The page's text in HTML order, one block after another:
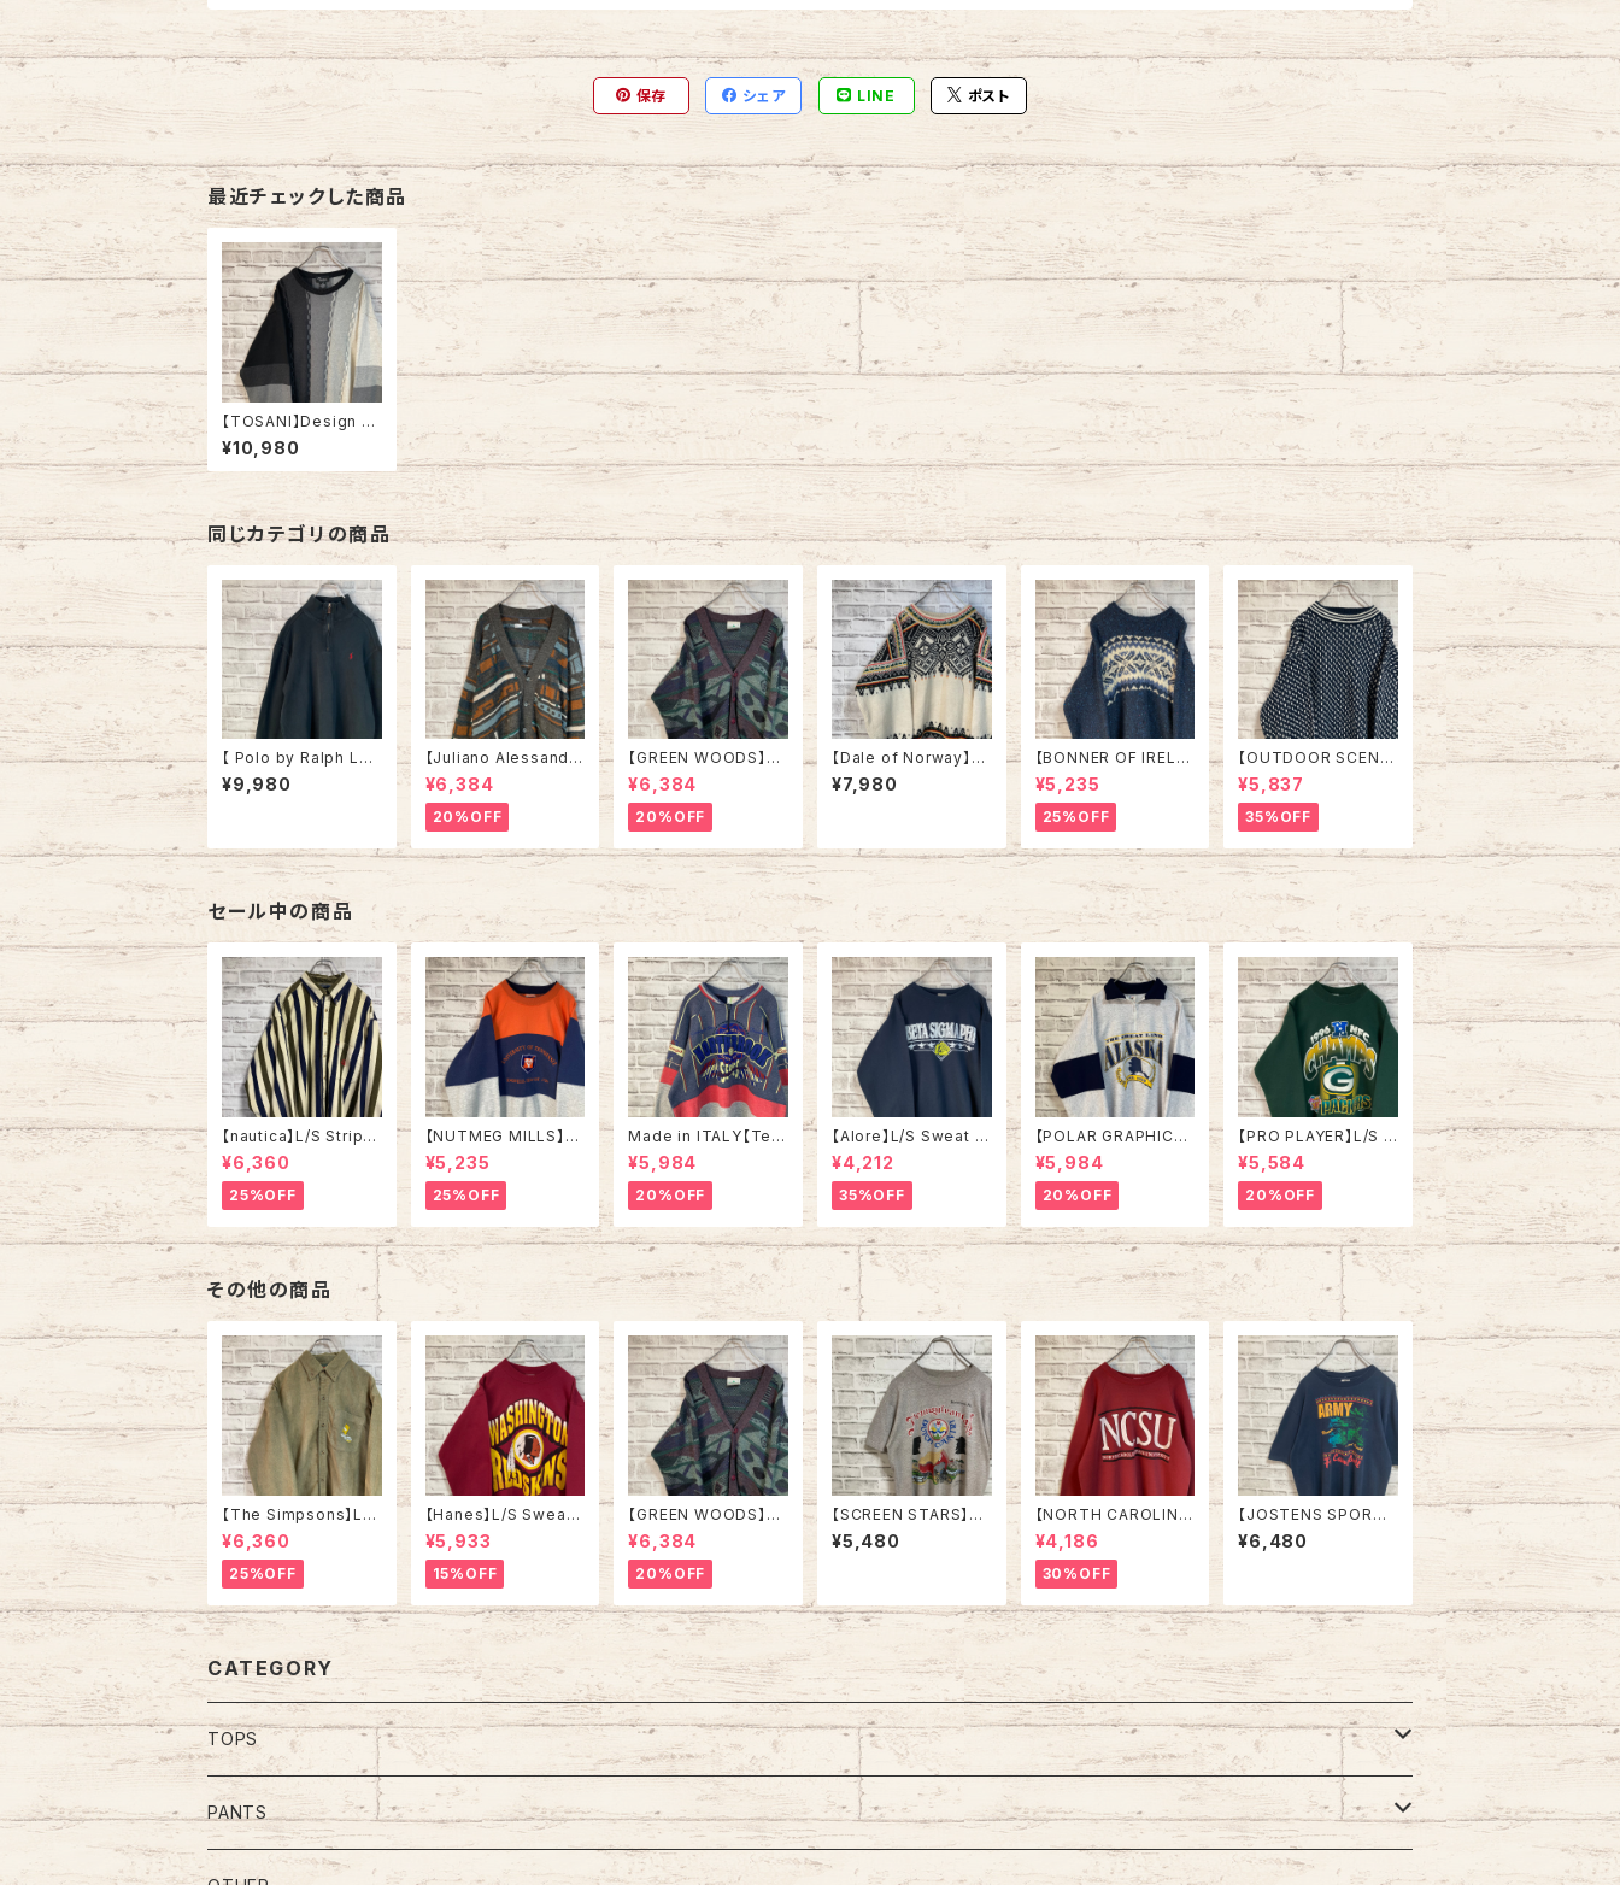
保存 シェア LINE ポスト
最近チェックした商品
【TOSANI】Design Kn
it L Made in CANAD
A カナダ製 モノトーン
3Dニット デザインニッ
ト 総柄ニット セーター
アメリカ USA 古着
¥10,980
同じカテゴリの商品
【 Polo by Ralph Lau
ren】 Halfzip Knit L
相当 ポロ バイ ラルフロ
胸ロゴ 刺繍ロゴ ポニー
ロゴ アメリカ USA 古
¥9,980
【Juliano Alessandr
o】Cardigan L Made
in ITALY “EURO LIN
E” カーディガン 総柄 ウ
ール混合 イタリア製 ユ
ーロライン ヨーロッパ
古着
¥6,384
20%OFF
【GREEN WOODS】Ca
rdigan L相当 Made i
n BRITAIN “EURO LI
NE” カーディガン 総柄
ウール混合 イギリス製
ユーロライン ヨーロッ
パ 古着
¥6,384
20%OFF
【Dale of Norway】H
and Knit L相当 Made
in NORWAY “EURO L
ハンドニット セーター
ウール ノルウェー製 ユ
ーロライン ヨーロッパ
古着
¥7,980
【BONNER OF IRELA
ND】Hand Knit L相当
Made in IRELAND “E
URO LINE” デザインニ
ット 総柄ニット ノルディ
ック柄 ハンドニット セ
ーター ウール アイルラ
ンド製 ユーロライン ヨ
ーロッパ 古着
¥5,235
25%OFF
【OUTDOOR SCENE】
Design Knit L相当 ”B
ird’s Eye” デザインニ
ット 総柄ニット デザイン
ニット セーター バーズ
アイ リブライン アメリ
カ USA 古着
¥5,837
35%OFF
セール中の商品
【nautica】L/S Stripe
Corduroy Shirt L 90
s ノーティカ ストライプ
コーデュロイ シャツ ボ
タンダウン 長袖 ワンポ
イントロゴ 刺繍ロゴ 旧
タグ USA アメリカ 古着
¥6,360
25%OFF
【NUTMEG MILLS】S
weat XL Made in US
A 90s “UNIVERSITY
OF TENNESSEE” vin
tage ナツメグミルズ カ
レッジモノ カレッジロゴ
テネシー大学 スウェット
トレーナー ヴィンテー
ジ アメリカ USA 古着
¥5,235
25%OFF
Made in ITALY【Teq
uila Boom】L/S Swe
at/Trainer XL 90s ハ
ーフジップスウェット ト
レーナー マルチカラー
レーシング イタリア製
Euro ユーロ 古着
¥5,984
20%OFF
【Alore】L/S Sweat L
Made in USA 90s 社
交クラブ プロモーショ
ン スウェット トレーナー
USA製 vintage ヴィン
テージ アメリカ USA
古着
¥4,212
35%OFF
【POLAR GRAPHICS】
L/S HalfZip Sweat X
L Made in USA 90s
“ALASKA” スーベニア
ハーフジップスウェット
トレーナー アラスカ お
土産モノ vintage ヴィ
ンテージ アメリカ USA
古着
¥5,984
20%OFF
【PRO PLAYER】L/S S
weat L相当 90s Mad
e in USA “PACKERS”
NFL チームモノ スウェ
ット トレーナー USA製
チームロゴ 1996 CHA
MPS 優勝記念 深緑 ア
メリカ USA 古着
¥5,584
20%OFF
その他の商品
【The Simpsons】L/S
Corduroy Shirt L 20
00s “Bart” ザ•シンプ
ソンズ コーデュロイ シ
ャツ ボタンダウン 長袖
キャラクター バート ワ
ンポイントロゴ 刺繍ロ
ゴ Y2K USA アメリカ
古着
¥6,360
25%OFF
【Hanes】L/S Sweat
L相当 90s “ WASHIN
GTON REDSKINS” N
FL チームモノ スウェッ
ト トレーナー チームロ
ゴ ワシントン レッドスキ
ンズ ボルドー ワインレ
ッド アメリカ USA 古着
¥5,933
15%OFF
【GREEN WOODS】Ca
rdigan L相当 Made i
n BRITAIN “EURO LI
NE” カーディガン 総柄
ウール混合 イギリス製
ユーロライン ヨーロッ
パ 古着
¥6,384
20%OFF
【SCREEN STARS】S/
S Tee L 80s Made i
n USA “DUTCH COU
USA製 ダッチカントリ
ー ペンシルベニア ヴィ
ッチ アメリカ USA レト
ロ 古着
¥5,480
【NORTH CAROLINA
STATE UNIVRTSIT
Y】L/S Sweat L相当 9
0s “ NORTH CAROLI
NA STATE UNIVRTSI
TY” スウェット トレーナ
ー カレッジモノ カレッ
ジロゴ vintage ヴィン
テージ ビンテージ アメ
リカ USA 古着
¥4,186
30%OFF
【JOSTENS SPORTS
WEAR】S/S Tee L 90
s Made in USA “Ft.C
陸軍 アーミー 陸軍基地
キャンベル 戦車 ヴィン
テージ シングルステッ
¥6,480
CATEGORY
TOPS
Tee
S/L Tee
PANTS